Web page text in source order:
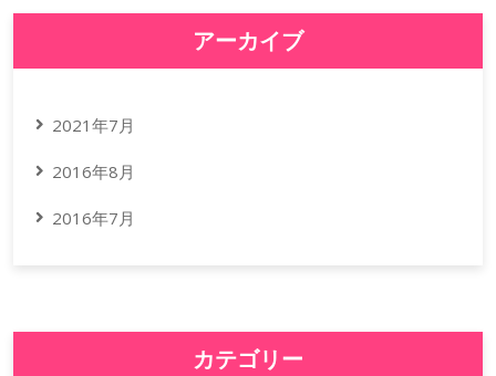
アーカイブ
2021年7月
2016年8月
2016年7月
カテゴリー